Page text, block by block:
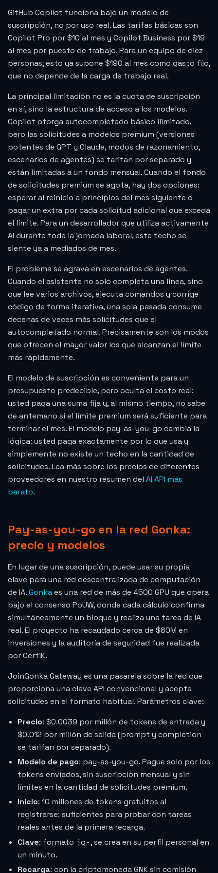
GitHub Copilot funciona bajo un modelo de
suscripción, no por uso real. Las tarifas básicas son
Copilot Pro por $10 al mes y Copilot Business por $19
al mes por puesto de trabajo. Para un equipo de diez
personas, esto ya supone $190 al mes como gasto fijo,
que no depende de la carga de trabajo real.
La principal limitación no es la cuota de suscripción
en sí, sino la estructura de acceso a los modelos.
Copilot otorga autocompletado básico ilimitado,
pero las solicitudes a modelos premium (versiones
potentes de GPT y Claude, modos de razonamiento,
escenarios de agentes) se tarifan por separado y
están limitadas a un fondo mensual. Cuando el fondo
de solicitudes premium se agota, hay dos opciones:
esperar al reinicio a principios del mes siguiente o
pagar un extra por cada solicitud adicional que exceda
el límite. Para un desarrollador que utiliza activamente
AI durante toda la jornada laboral, este techo se
siente ya a mediados de mes.
El problema se agrava en escenarios de agentes.
Cuando el asistente no solo completa una línea, sino
que lee varios archivos, ejecuta comandos y corrige
código de forma iterativa, una sola pasada consume
decenas de veces más solicitudes que el
autocompletado normal. Precisamente son los modos
que ofrecen el mayor valor los que alcanzan el límite
más rápidamente.
El modelo de suscripción es conveniente para un
presupuesto predecible, pero oculta el costo real:
usted paga una suma fija y, al mismo tiempo, no sabe
de antemano si el límite premium será suficiente para
terminar el mes. El modelo pay-as-you-go cambia la
lógica: usted paga exactamente por lo que usa y
simplemente no existe un techo en la cantidad de
solicitudes. Lea más sobre los precios de diferentes
proveedores en nuestro resumen del AI API más
barato.
Pay-as-you-go en la red Gonka:
precio y modelos
En lugar de una suscripción, puede usar su propia
clave para una red descentralizada de computación
de IA.Gonkaes una red de más de 4500 GPU que opera
bajo el consenso PoUW, donde cada cálculo confirma
simultáneamente un bloque y realiza una tarea de IA
real. El proyecto ha recaudado cerca de $80M en
inversiones y la auditoría de seguridad fue realizada
por CertiK.
JoinGonka Gateway es una pasarela sobre la red que
proporciona una clave API convencional y acepta
solicitudes en el formato habitual. Parámetros clave:
Precio: $0.0039 por millón de tokens de entrada y
$0.012 por millón de salida (prompt y completion
se tarifan por separado).
Modelo de pago: pay-as-you-go. Pague solo por los
tokens enviados, sin suscripción mensual y sin
límites en la cantidad de solicitudes premium.
Inicio: 10 millones de tokens gratuitos al
registrarse: suficientes para probar con tareas
reales antes de la primera recarga.
Clave: formato jg-, se crea en su perfil personal en
un minuto.
Recarga: con la criptomoneda GNK sin comisión